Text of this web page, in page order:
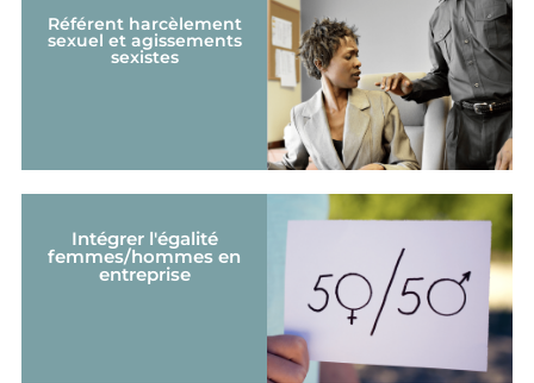
Référent harcèlement
sexuel et agissements
sexistes
Intégrer l'égalité
femmes/hommes en
entreprise